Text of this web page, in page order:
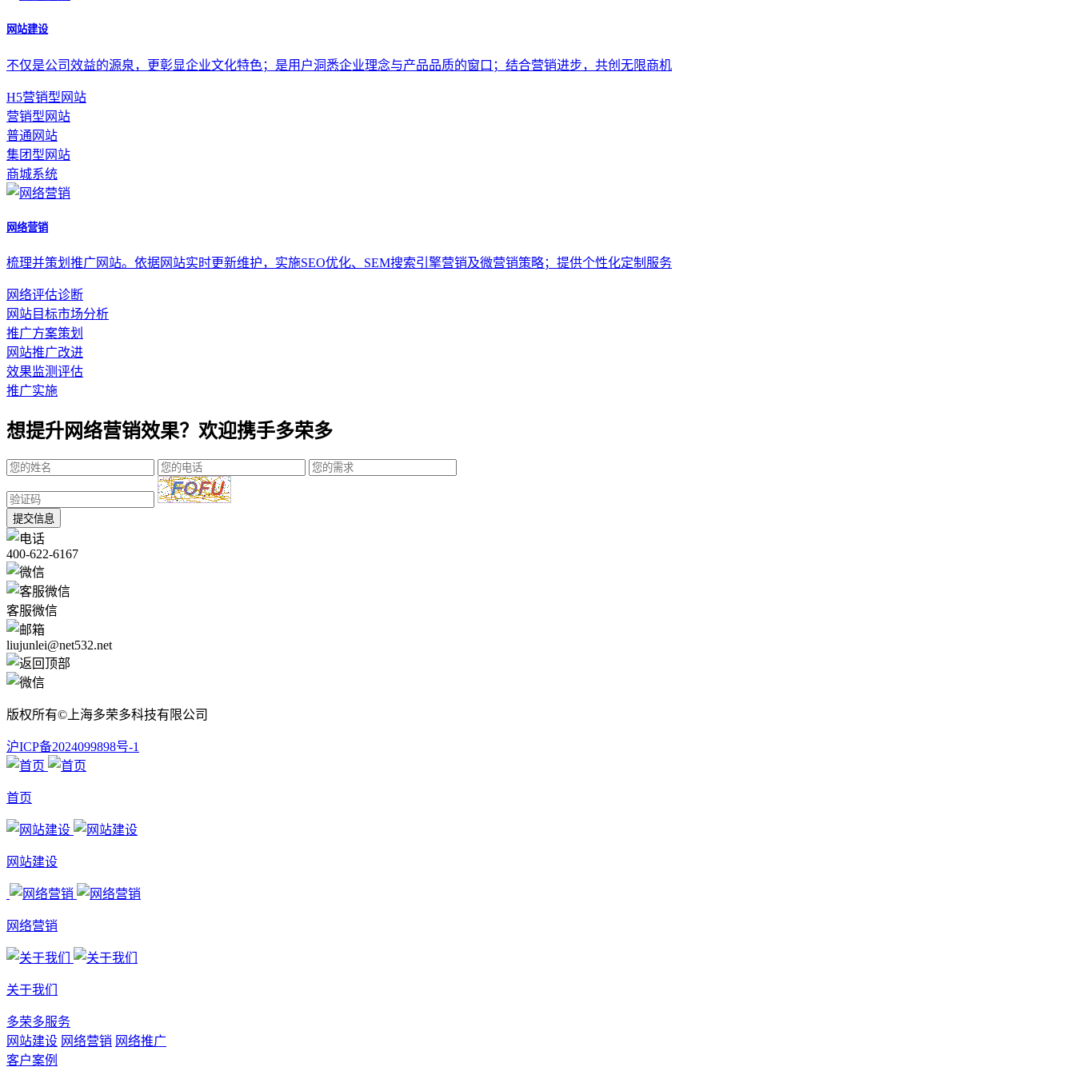
网站建设
不仅是公司效益的源泉，更彰显企业文化特色；是用户洞悉企业理念与产品品质的窗口；结合营销进步，共创无限商机
H5营销型网站
营销型网站
普通网站
集团型网站
商城系统
网络营销
梳理并策划推广网站。依据网站实时更新维护，实施SEO优化、SEM搜索引擎营销及微营销策略；提供个性化定制服务
网络评估诊断
网站目标市场分析
推广方案策划
网站推广改进
效果监测评估
推广实施
想提升网络营销效果？欢迎携手多荣多
提交信息
400-622-6167
客服微信
liujunlei@net532.net
版权所有©上海多荣多科技有限公司
沪ICP备2024099898号-1
首页
网站建设
网络营销
关于我们
多荣多服务
网站建设 网络营销 网络推广
客户案例